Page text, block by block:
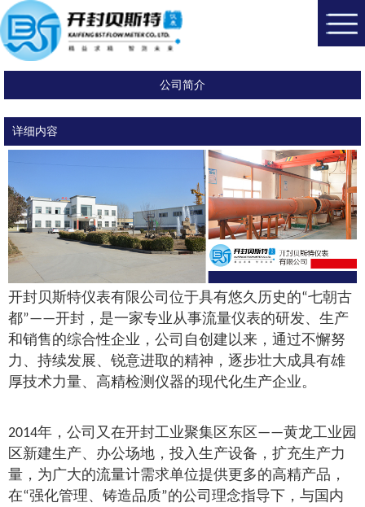
公司简介
详细内容
开封贝斯特仪表有限公司位于具有悠久历史的“七朝古
都”——开封，是一家专业从事流量仪表的研发、生产
和销售的综合性企业，公司自创建以来，通过不懈努
力、持续发展、锐意进取的精神，逐步壮大成具有雄
厚技术力量、高精检测仪器的现代化生产企业。
2014年，公司又在开封工业聚集区东区——黄龙工业园
区新建生产、办公场地，投入生产设备，扩充生产力
量，为广大的流量计需求单位提供更多的高精产品，
在“强化管理、铸造品质”的公司理念指导下，与国内